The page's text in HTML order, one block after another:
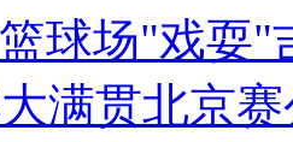
警民合力深夜将其击毙
球场"戏耍"
满贯北京